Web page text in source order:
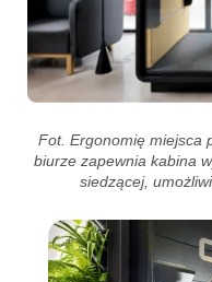
Fot. Ergonomię miejsca
biurze zapewnia kabina
siedzącej,